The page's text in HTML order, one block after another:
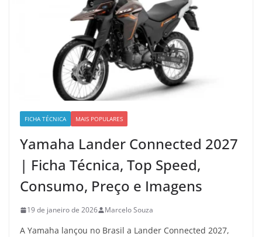
FICHA TÉCNICA MAIS POPULARES
Yamaha Lander Connected 2027
| Ficha Técnica, Top Speed,
Consumo, Preço e Imagens
19 de janeiro de 2026 Marcelo Souza
A Yamaha lançou no Brasil a Lander Connected 2027,